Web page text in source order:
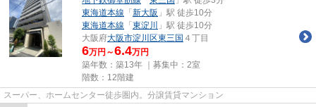
東海道本線 「 新大阪 」駅 徒歩10分
東海道本線 「 東淀川
」駅 徒歩10分
大阪府大阪市淀川区東三国 ４丁目
6万円～6.4万円
築年数：築13年 ｜募集中： 2室
階数：12階建
スーパー、ホームセンター徒歩圏内。分譲賃貸マンション